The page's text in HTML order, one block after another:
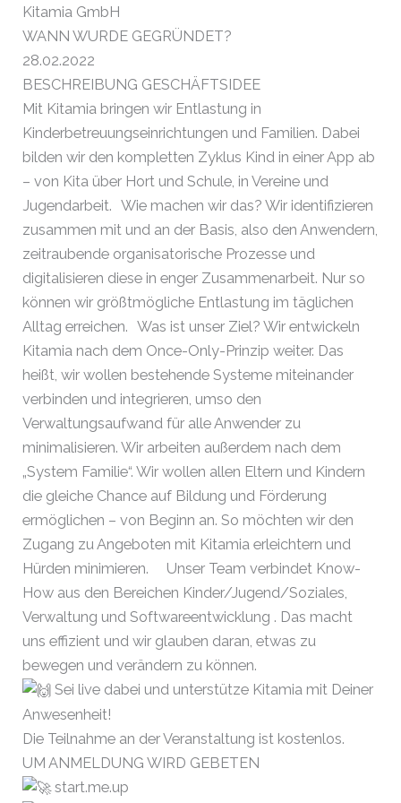
Kitamia GmbH
WANN WURDE GEGRÜNDET?
28.02.2022
BESCHREIBUNG GESCHÄFTSIDEE
Mit Kitamia bringen wir Entlastung in
Kinderbetreuungseinrichtungen und Familien. Dabei
bilden wir den kompletten Zyklus Kind in einer App ab
– von Kita über Hort und Schule, in Vereine und
Jugendarbeit. Wie machen wir das? Wir identifizieren
zusammen mit und an der Basis, also den Anwendern,
zeitraubende organisatorische Prozesse und
digitalisieren diese in enger Zusammenarbeit. Nur so
können wir größtmögliche Entlastung im täglichen
Alltag erreichen. Was ist unser Ziel? Wir entwickeln
Kitamia nach dem Once-Only-Prinzip weiter. Das
heißt, wir wollen bestehende Systeme miteinander
verbinden und integrieren, umso den
Verwaltungsaufwand für alle Anwender zu
minimalisieren. Wir arbeiten außerdem nach dem
„System Familie“. Wir wollen allen Eltern und Kindern
die gleiche Chance auf Bildung und Förderung
ermöglichen – von Beginn an. So möchten wir den
Zugang zu Angeboten mit Kitamia erleichtern und
Hürden minimieren. Unser Team verbindet Know-
How aus den Bereichen Kinder/Jugend/Soziales,
Verwaltung und Softwareentwicklung . Das macht
uns effizient und wir glauben daran, etwas zu
bewegen und verändern zu können.
Sei live dabei und unterstütze Kitamia mit Deiner
Anwesenheit!
Die Teilnahme an der Veranstaltung ist kostenlos.
UM ANMELDUNG WIRD GEBETEN
start.me.up